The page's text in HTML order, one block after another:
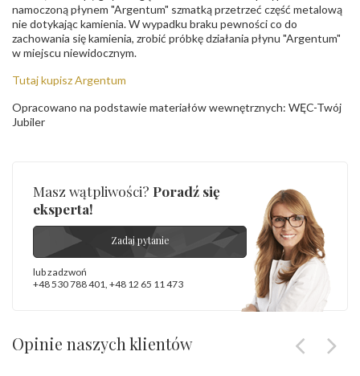
namoczoną płynem "Argentum" szmatką przetrzeć część metalową
nie dotykając kamienia. W wypadku braku pewności co do
zachowania się kamienia, zrobić próbkę działania płynu "Argentum"
w miejscu niewidocznym.
Tutaj kupisz Argentum
Opracowano na podstawie materiałów wewnętrznych: WĘC-Twój
Jubiler
Masz wątpliwości? Poradź się
eksperta!
Zadaj pytanie
lub zadzwoń
+48 530 788 401, +48 12 65 11 473
Opinie naszych klientów